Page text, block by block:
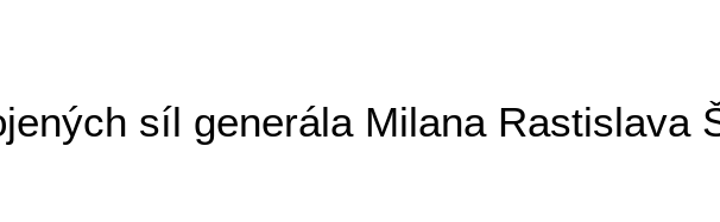
síl generála Milana Rastislava